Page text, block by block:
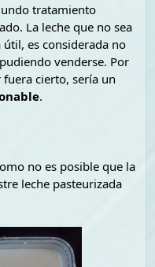
tratamiento
La leche que no sea
es considerada no
venderse. Por
cierto, sería un
.
no es posible que la
leche pasteurizada